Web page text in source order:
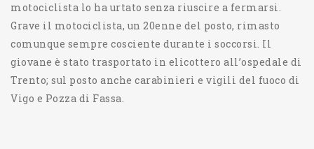
motociclista lo ha urtato senza riuscire a fermarsi.
Grave il motociclista, un 20enne del posto, rimasto
comunque sempre cosciente durante i soccorsi. Il
giovane è stato trasportato in elicottero all’ospedale di
Trento; sul posto anche carabinieri e vigili del fuoco di
Vigo e Pozza di Fassa.